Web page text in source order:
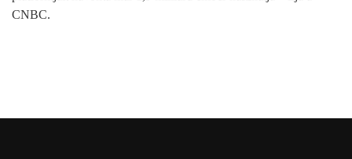
CNBC.